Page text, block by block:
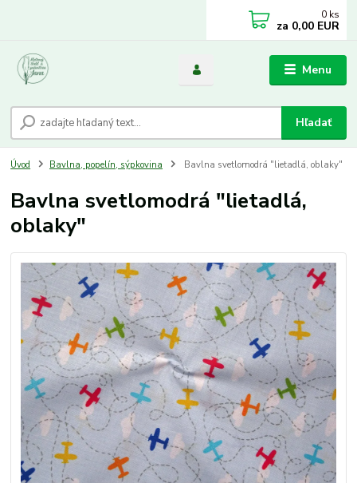
Menu
Hľadať
0 ks
za 0,00 EUR
Úvod Bavlna, popelín, sýpkovina Bavlna svetlomodrá "lietadlá, oblaky"
Bavlna svetlomodrá "lietadlá,
oblaky"